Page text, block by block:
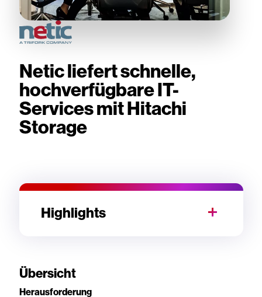
Netic liefert schnelle,
hochverfügbare IT-
Services mit Hitachi
Storage
Übersicht
Herausforderung
Highlights